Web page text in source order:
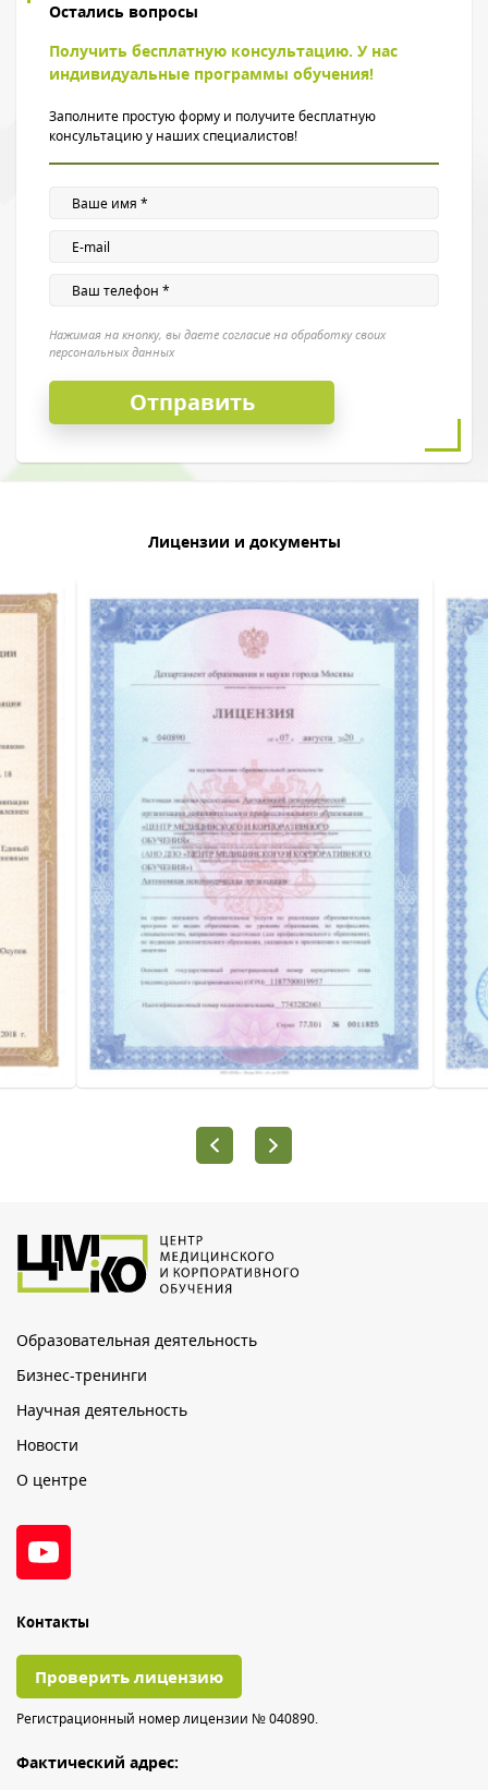
Остались вопросы
Получить бесплатную консультацию. У нас
индивидуальные программы обучения!
Заполните простую форму и получите бесплатную
консультацию у наших специалистов!
Нажимая на кнопку, вы даете согласие на обработку своих
персональных данных
Лицензии и документы
Образовательная деятельность
Бизнес-тренинги
Научная деятельность
Новости
О центре
Контакты
Проверить лицензию
Регистрационный номер лицензии № 040890.
Фактический адрес: